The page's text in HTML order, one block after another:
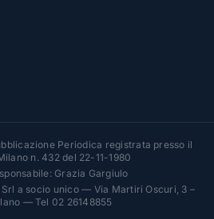
Periodica registrata presso il
n. 432 del 22-11-1980
Grazia Gargiulo
a socio unico — Via Martiri Oscuri, 3 –
— Tel 02 26148855